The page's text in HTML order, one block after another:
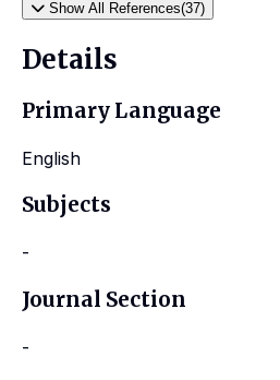
Show All References(37)
Details
Primary Language
English
Subjects
-
Journal Section
-